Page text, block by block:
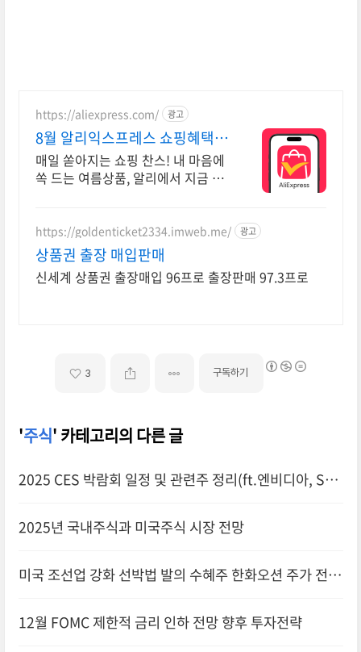
https://aliexpress.com/ 광고
8월 알리익스프레스 쇼핑혜택
알리 첫구매라면 웰컴 혜택!
매일 쏟아지는 쇼핑 찬스! 내 마음에
쏙 드는 여름상품, 알리에서 지금 바
https://goldenticket2334.imweb.me/ 광고
상품권 출장 매입판매
신세계 상품권 출장매입 96프로 출장판매 97.3프로
3 구독하기
'주식' 카테고리의 다른 글
2025 CES 박람회 일정 및 관련주 정리(ft.엔비디아, SK
2025년 국내주식과 미국주식 시장 전망
미국 조선업 강화 선박법 발의 수혜주 한화오션 주가 전망
12월 FOMC 제한적 금리 인하 전망 향후 투자전략